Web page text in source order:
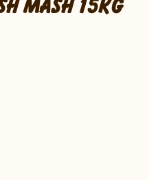
MASH 15KG